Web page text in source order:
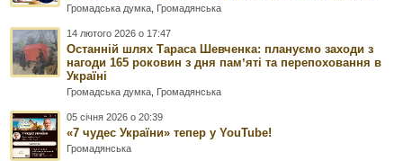
Громадська думка Громадянська
14 лютого 2026 о 17:47
Останній шлях Тараса Шевченка: плануємо заходи з
нагоди 165 роковин з дня памʼяті та перепоховання в
Україні
Громадська думка Громадянська
05 січня 2026 о 20:39
«7 чудес України» тепер у YouTube!
Громадянська